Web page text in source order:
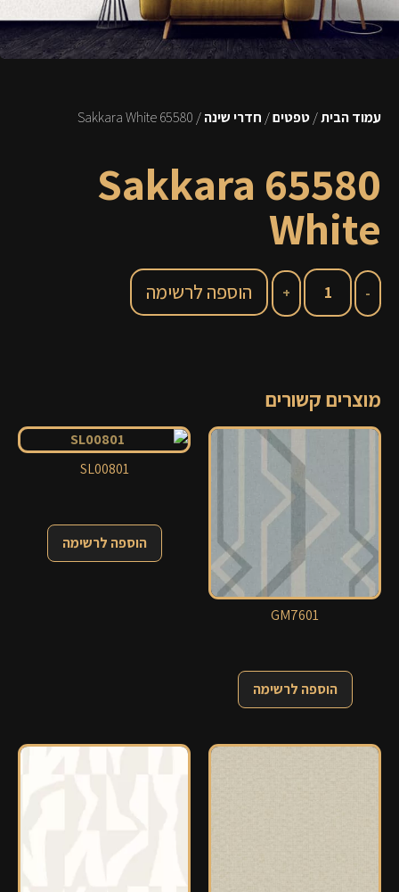
עמוד הבית/טפטים/ חדרי שינה/ 65580 Sakkara White
65580 Sakkara
White
הוספה לרשימה
מוצרים קשורים
GM7601
הוספה לרשימה
SL00801
הוספה לרשימה